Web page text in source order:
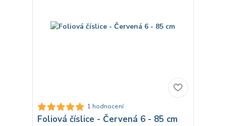
1 hodnocení
Foliová číslice - Červená 6 - 85 cm